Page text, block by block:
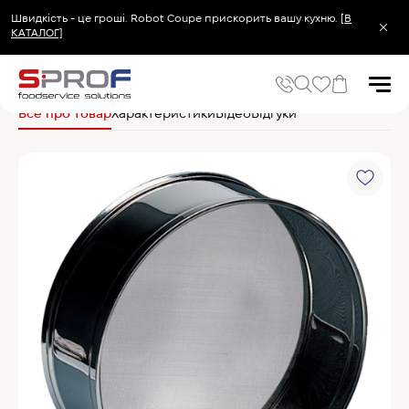
Швидкість - це гроші. Robot Coupe прискорить вашу кухню. [В
КАТАЛОГ]
Холодильник
Популярні категорії
Печі та пароконвектомати
Холодильне та Морозильне обладнання
Овочерізки професійні
Хімія для пароконвектоматів
Хімія для посудомийних машин
Популярні товари
Головна Кухонний посуд та інвентар Хлібопекарський та
Все про товарХарактеристикиВідеоВідгуки